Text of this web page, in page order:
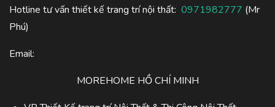
Hotline tư vấn thiết kế trang trí nội thất: 0971982777 (Mr
Phú)
Email:
MOREHOME HỒ CHÍ MINH